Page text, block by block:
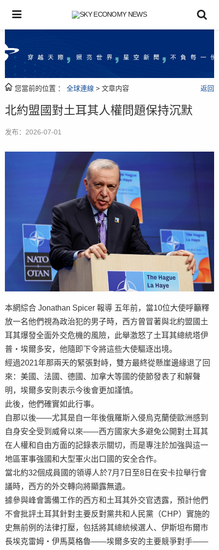
您當前的位置 ： 全球連線 > 文章内容 返回
北約盟國對土耳其人權問題保持沉默
发布：2026-07-01
本網綜合 Jonathan Spicer 報導 五年前，當10位大使呼籲釋
放一名他們視為政治犯的男子時，西方曾冒著與北約盟國土
耳其爆發全面外交危機的風險，此舉激怒了土耳其總統塔伊
普・埃爾多安，他隨即下令將這些大使驅逐出境。
經過2021年那兩天的緊張對峙，雙方最終從懸崖邊緣退了回
來：美國、法國、德國、加拿大等國的使節發表了和解聲
明，埃爾多安則表示今後會更加謹慎。
此後，他們確實如此行事。
自那以後——尤其是自一年後俄羅斯入侵烏克蘭使歐洲感到
自身安全受到威脅以來——西方國家大多避免公開對土耳其
在人權和自由方面的記錄表示關切，而是專注於加強與這一
地區軍事強國和大型軍火出口國的安全合作。
當北約32個成員國的領導人於7月7日至8日在安卡拉舉行會
議時，西方的外交轉向將顯露無遺。
據參與峰會籌備工作的西方和土耳其外交官透露，預計他們
不會批評土耳其針對主要反對黨共和人民黨（CHP）實施的
史無前例的法律打壓，包括將其總統候選人、伊斯坦布爾市
長埃克雷姆・伊馬莫格魯——埃爾多安的主要競爭對手——